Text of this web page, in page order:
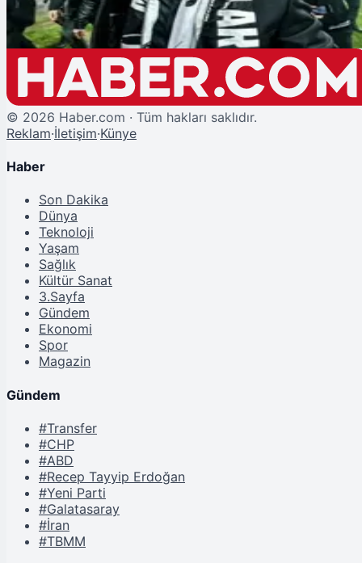
© 2026 Haber.com · Tüm hakları saklıdır.
Reklam·İletişim·Künye
Haber
Son Dakika
Dünya
Teknoloji
Yaşam
Sağlık
Kültür Sanat
3.Sayfa
Gündem
Ekonomi
Spor
Magazin
Gündem
#Transfer
#CHP
#ABD
#Recep Tayyip Erdoğan
#Yeni Parti
#Galatasaray
#İran
#TBMM